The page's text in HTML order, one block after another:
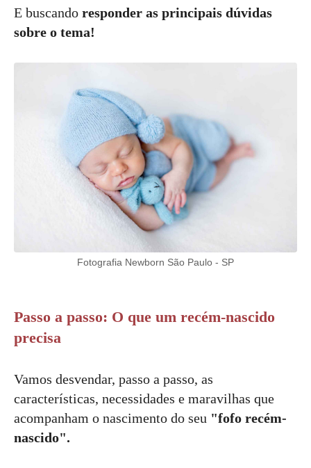
E buscando responder as principais dúvidas
sobre o tema!
Fotografia Newborn São Paulo - SP
Passo a passo: O que um recém-nascido
precisa
Vamos desvendar, passo a passo, as
características, necessidades e maravilhas que
acompanham o nascimento do seu "fofo recém-
nascido".